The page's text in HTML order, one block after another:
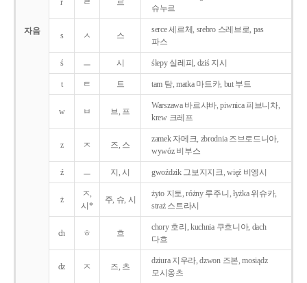
자음
r ㄹ 르
슈누르
s ㅅ 스
serce 세르체, srebro 스레브로, pas
파스
ś ㅡ 시 ślepy 실레피, dziś 지시
t ㅌ 트 tam 탐, matka 마트카, but 부트
w ㅂ 브, 프
Warszawa 바르샤바, piwnica 피브니차,
krew 크레프
z ㅈ 즈, 스
zamek 자메크, zbrodnia 즈브로드니아,
wywóz 비부스
ź ㅡ 지, 시 gwoździk 그보지지크, więź 비엥시
ż
ㅈ,
시*
주, 슈, 시
żyto 지토, różny 루주니, łyżka 위슈카,
straż 스트라시
ch ㅎ 흐
chory 호리, kuchnia 쿠흐니아, dach
다흐
dz ㅈ 즈, 츠
dziura 지우라, dzwon 즈본, mosiądz
모시옹츠